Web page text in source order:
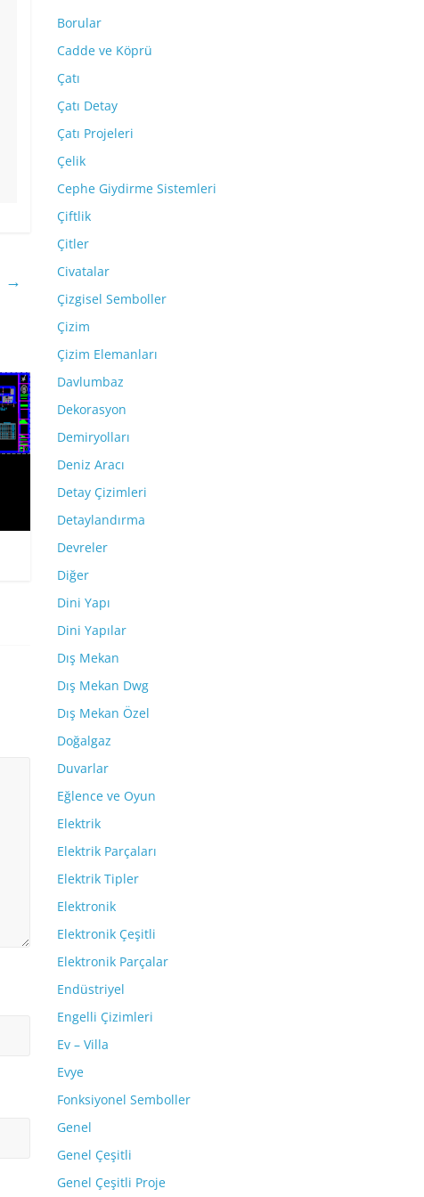
→
Borular
Cadde ve Köprü
Çatı
Çatı Detay
Çatı Projeleri
Çelik
Cephe Giydirme Sistemleri
Çiftlik
Çitler
Civatalar
Çizgisel Semboller
Çizim
Çizim Elemanları
Davlumbaz
Dekorasyon
Demiryolları
Deniz Aracı
Detay Çizimleri
Detaylandırma
Devreler
Diğer
Dini Yapı
Dini Yapılar
Dış Mekan
Dış Mekan Dwg
Dış Mekan Özel
Doğalgaz
Duvarlar
Eğlence ve Oyun
Elektrik
Elektrik Parçaları
Elektrik Tipler
Elektronik
Elektronik Çeşitli
Elektronik Parçalar
Endüstriyel
Engelli Çizimleri
Ev – Villa
Evye
Fonksiyonel Semboller
Genel
Genel Çeşitli
Genel Çeşitli Proje